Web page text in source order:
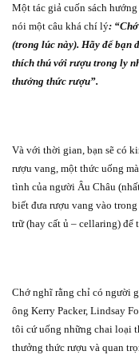
Một tác giả cuốn sách
nói một câu khá chí lý:
(trong lúc này). Hãy để bạn
thích thú với rượu trong ly
thưởng thức rượu”.
Và với thời gian, bạn sẽ có
rượu vang, một thức uống
tình của người Âu Châu
biết đưa rượu vang vào
trữ (hay cất ủ – cellaring) để
Chớ nghĩ rằng chỉ có người
ông Kerry Packer, Lindsay
tôi cứ uống những chai loại
thưởng thức rượu và quan